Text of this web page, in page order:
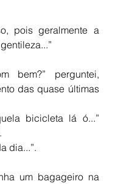
pois geralmente a
bem?” perguntei,
das quase últimas
bicicleta lá ó...”
dia...”.
um bagageiro na